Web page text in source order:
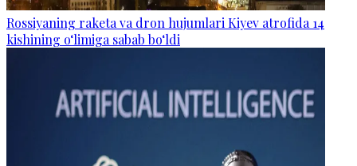
Rossiyaning raketa va dron hujumlari Kiyev atrofida 14
kishining o‘limiga sabab bo‘ldi